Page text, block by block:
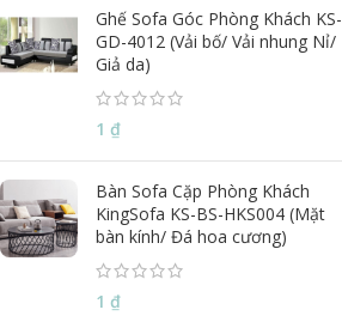
Ghế Sofa Góc Phòng Khách KS-
GD-4012 (Vải bố/ Vải nhung Nỉ/
Giả da)
1 ₫
Bàn Sofa Cặp Phòng Khách
KingSofa KS-BS-HKS004 (Mặt
bàn kính/ Đá hoa cương)
1 ₫